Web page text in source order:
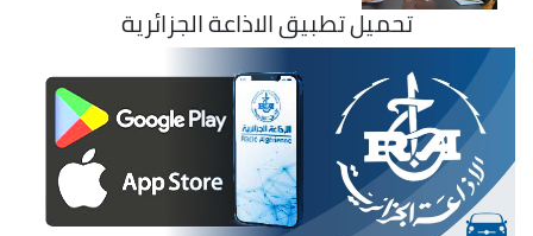
تحميل تطبيق الاذاعة الجزائرية